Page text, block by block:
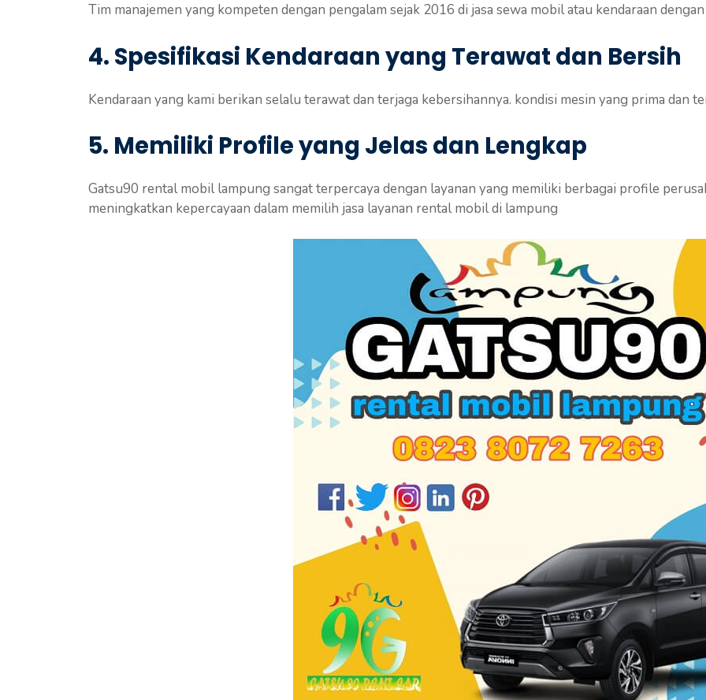
Tim manajemen yang kompeten dengan pengalam sejak 2016 di jasa sewa mobil atau kendaraan
4. Spesifikasi Kendaraan yang Terawat dan Bersih
Kendaraan yang kami berikan selalu terawat dan terjaga kebersihannya. kondisi mesin yang prima dan
5. Memiliki Profile yang Jelas dan Lengkap
Gatsu90 rental mobil lampung sangat terpercaya dengan layanan yang memiliki berbagai profile
meningkatkan kepercayaan dalam memilih jasa layanan rental mobil di lampung